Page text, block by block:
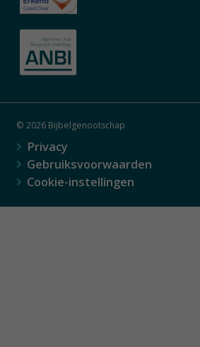
© 2026 Bijbelgenootschap
Privacy
Gebruiksvoorwaarden
Cookie-instellingen